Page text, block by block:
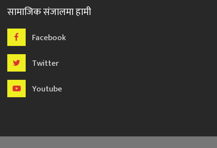
सामाजिक संजालमा हामी
Facebook
Twitter
Youtube